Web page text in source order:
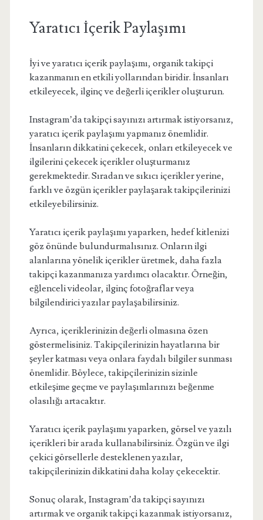
Yaratıcı İçerik Paylaşımı
İyi ve yaratıcı içerik paylaşımı, organik takipçi
kazanmanın en etkili yollarından biridir. İnsanları
etkileyecek, ilginç ve değerli içerikler oluşturun.
Instagram’da takipçi sayınızı artırmak istiyorsanız,
yaratıcı içerik paylaşımı yapmanız önemlidir.
İnsanların dikkatini çekecek, onları etkileyecek ve
ilgilerini çekecek içerikler oluşturmanız
gerekmektedir. Sıradan ve sıkıcı içerikler yerine,
farklı ve özgün içerikler paylaşarak takipçilerinizi
etkileyebilirsiniz.
Yaratıcı içerik paylaşımı yaparken, hedef kitlenizi
göz önünde bulundurmalısınız. Onların ilgi
alanlarına yönelik içerikler üretmek, daha fazla
takipçi kazanmanıza yardımcı olacaktır. Örneğin,
eğlenceli videolar, ilginç fotoğraflar veya
bilgilendirici yazılar paylaşabilirsiniz.
Ayrıca, içeriklerinizin değerli olmasına özen
göstermelisiniz. Takipçilerinizin hayatlarına bir
şeyler katması veya onlara faydalı bilgiler sunması
önemlidir. Böylece, takipçilerinizin sizinle
etkileşime geçme ve paylaşımlarınızı beğenme
olasılığı artacaktır.
Yaratıcı içerik paylaşımı yaparken, görsel ve yazılı
içerikleri bir arada kullanabilirsiniz. Özgün ve ilgi
çekici görsellerle desteklenen yazılar,
takipçilerinizin dikkatini daha kolay çekecektir.
Sonuç olarak, Instagram’da takipçi sayınızı
artırmak ve organik takipçi kazanmak istiyorsanız,